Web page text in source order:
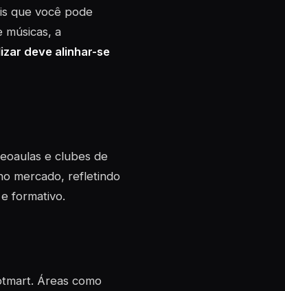
que você pode
a
deve alinhar-se
e clubes de
mercado, refletindo
formativo.
Áreas como